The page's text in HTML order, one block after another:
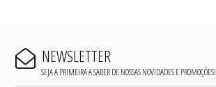
NEWSLETTER
SEJA A PRIMEIRA A SABER DE NOSSAS NOVIDADES E PROMOÇÕES!